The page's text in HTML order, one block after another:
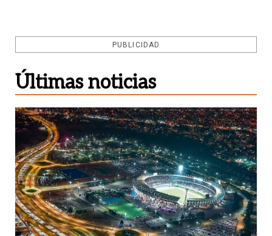
PUBLICIDAD
Últimas noticias